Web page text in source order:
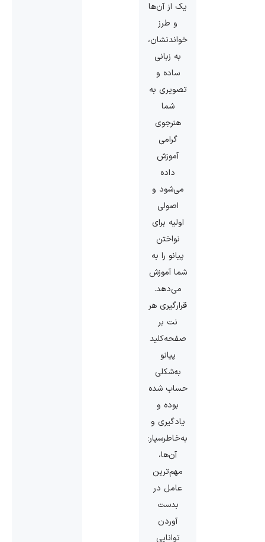
یک از آن‌ها
و طرز
خواندنشان،
به زبانی
ساده و
تصویری به
شما
هنرجوی
گرامی
آموزش
داده
می‌شود و
اصولی
اولیه برای
نواختن
پیانو را به
شما آموزش
می‌دهد.
قرارگیری هر
نت بر
صفحه‌کلید
پیانو
به‌شکلی
حساب ‌شده
بوده و
یادگیری و
به‌خاطرسپاری
آن‌ها،
مهم‌ترین
عامل در
بدست
‌آوردن
توانایی